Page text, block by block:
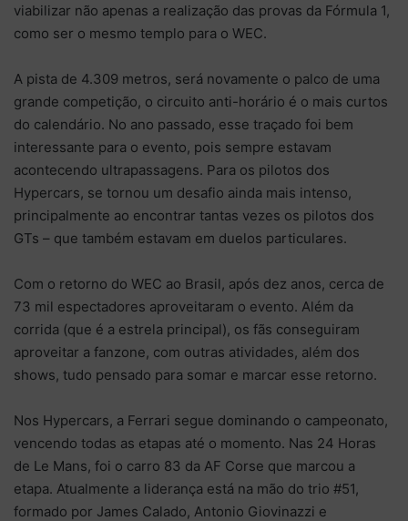
viabilizar não apenas a realização das provas da Fórmula 1,
como ser o mesmo templo para o WEC.
A pista de 4.309 metros, será novamente o palco de uma
grande competição, o circuito anti-horário é o mais curtos
do calendário. No ano passado, esse traçado foi bem
interessante para o evento, pois sempre estavam
acontecendo ultrapassagens. Para os pilotos dos
Hypercars, se tornou um desafio ainda mais intenso,
principalmente ao encontrar tantas vezes os pilotos dos
GTs – que também estavam em duelos particulares.
Com o retorno do WEC ao Brasil, após dez anos, cerca de
73 mil espectadores aproveitaram o evento. Além da
corrida (que é a estrela principal), os fãs conseguiram
aproveitar a fanzone, com outras atividades, além dos
shows, tudo pensado para somar e marcar esse retorno.
Nos Hypercars, a Ferrari segue dominando o campeonato,
vencendo todas as etapas até o momento. Nas 24 Horas
de Le Mans, foi o carro 83 da AF Corse que marcou a
etapa. Atualmente a liderança está na mão do trio #51,
formado por James Calado, Antonio Giovinazzi e